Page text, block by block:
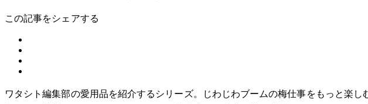
この記事をシェアする
ワタシト編集部の愛用品を紹介するシリーズ。じわじわブームの梅仕事をもっと楽